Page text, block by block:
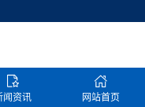
闻资讯 网站首页